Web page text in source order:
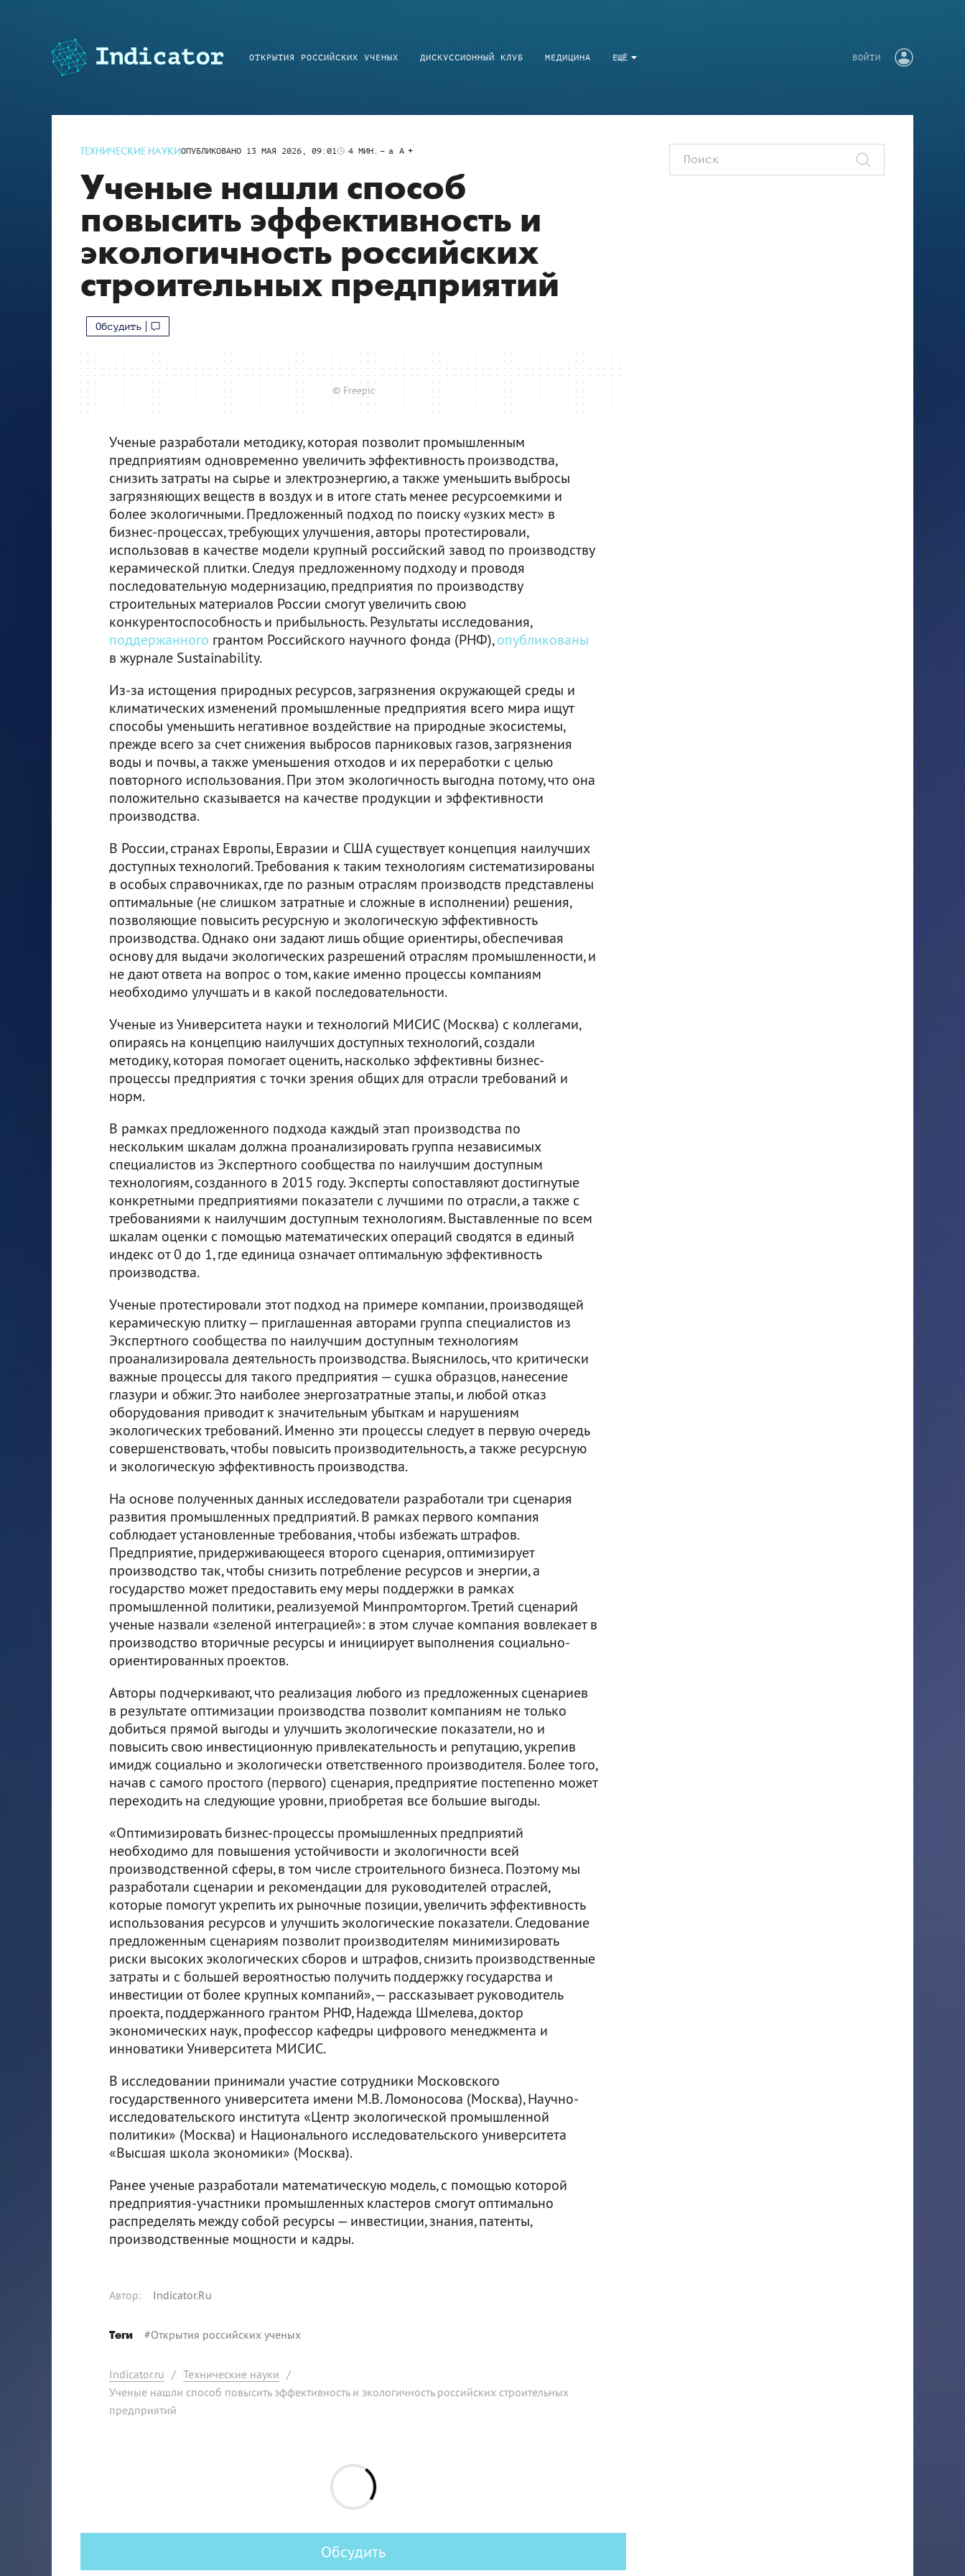
ЕЩЁ
ОТКРЫТИЯ РОССИЙСКИХ УЧЕНЫХ ДИСКУССИОННЫЙ КЛУБ МЕДИЦИНА ВОЙТИ
ТЕХНИЧЕСКИЕ НАУКИОПУБЛИКОВАНО 13 МАЯ 2026, 09:01 4 МИН. a A
Ученые нашли способ
повысить эффективность и
экологичность российских
строительных предприятий
Обсудить
© Freepic
Ученые разработали методику, которая позволит промышленным
предприятиям одновременно увеличить эффективность производства,
снизить затраты на сырье и электроэнергию, а также уменьшить выбросы
загрязняющих веществ в воздух и в итоге стать менее ресурсоемкими и
более экологичными. Предложенный подход по поиску «узких мест» в
бизнес-процессах, требующих улучшения, авторы протестировали,
использовав в качестве модели крупный российский завод по производству
керамической плитки. Следуя предложенному подходу и проводя
последовательную модернизацию, предприятия по производству
строительных материалов России смогут увеличить свою
конкурентоспособность и прибыльность. Результаты исследования,
поддержанного грантом Российского научного фонда (РНФ),опубликованы
в журнале Sustainability.
Из-за истощения природных ресурсов, загрязнения окружающей среды и
климатических изменений промышленные предприятия всего мира ищут
способы уменьшить негативное воздействие на природные экосистемы,
прежде всего за счет снижения выбросов парниковых газов, загрязнения
воды и почвы, а также уменьшения отходов и их переработки с целью
повторного использования. При этом экологичность выгодна потому, что она
положительно сказывается на качестве продукции и эффективности
производства.
В России, странах Европы, Евразии и США существует концепция наилучших
доступных технологий. Требования к таким технологиям систематизированы
в особых справочниках, где по разным отраслям производств представлены
оптимальные (не слишком затратные и сложные в исполнении) решения,
позволяющие повысить ресурсную и экологическую эффективность
производства. Однако они задают лишь общие ориентиры, обеспечивая
основу для выдачи экологических разрешений отраслям промышленности, и
не дают ответа на вопрос о том, какие именно процессы компаниям
необходимо улучшать и в какой последовательности.
Ученые из Университета науки и технологий МИСИС (Москва) с коллегами,
опираясь на концепцию наилучших доступных технологий, создали
методику, которая помогает оценить, насколько эффективны бизнес-
процессы предприятия с точки зрения общих для отрасли требований и
норм.
В рамках предложенного подхода каждый этап производства по
нескольким шкалам должна проанализировать группа независимых
специалистов из Экспертного сообщества по наилучшим доступным
технологиям, созданного в 2015 году. Эксперты сопоставляют достигнутые
конкретными предприятиями показатели с лучшими по отрасли, а также с
требованиями к наилучшим доступным технологиям. Выставленные по всем
шкалам оценки с помощью математических операций сводятся в единый
индекс от 0 до 1, где единица означает оптимальную эффективность
производства.
Ученые протестировали этот подход на примере компании, производящей
керамическую плитку — приглашенная авторами группа специалистов из
Экспертного сообщества по наилучшим доступным технологиям
проанализировала деятельность производства. Выяснилось, что критически
важные процессы для такого предприятия — сушка образцов, нанесение
глазури и обжиг. Это наиболее энергозатратные этапы, и любой отказ
оборудования приводит к значительным убыткам и нарушениям
экологических требований. Именно эти процессы следует в первую очередь
совершенствовать, чтобы повысить производительность, а также ресурсную
и экологическую эффективность производства.
На основе полученных данных исследователи разработали три сценария
развития промышленных предприятий. В рамках первого компания
соблюдает установленные требования, чтобы избежать штрафов.
Предприятие, придерживающееся второго сценария, оптимизирует
производство так, чтобы снизить потребление ресурсов и энергии, а
государство может предоставить ему меры поддержки в рамках
промышленной политики, реализуемой Минпромторгом. Третий сценарий
ученые назвали «зеленой интеграцией»: в этом случае компания вовлекает в
производство вторичные ресурсы и инициирует выполнения социально-
ориентированных проектов.
Авторы подчеркивают, что реализация любого из предложенных сценариев
в результате оптимизации производства позволит компаниям не только
добиться прямой выгоды и улучшить экологические показатели, но и
повысить свою инвестиционную привлекательность и репутацию, укрепив
имидж социально и экологически ответственного производителя. Более того,
начав с самого простого (первого) сценария, предприятие постепенно может
переходить на следующие уровни, приобретая все большие выгоды.
«Оптимизировать бизнес-процессы промышленных предприятий
необходимо для повышения устойчивости и экологичности всей
производственной сферы, в том числе строительного бизнеса. Поэтому мы
разработали сценарии и рекомендации для руководителей отраслей,
которые помогут укрепить их рыночные позиции, увеличить эффективность
использования ресурсов и улучшить экологические показатели. Следование
предложенным сценариям позволит производителям минимизировать
риски высоких экологических сборов и штрафов, снизить производственные
затраты и с большей вероятностью получить поддержку государства и
инвестиции от более крупных компаний», — рассказывает руководитель
проекта, поддержанного грантом РНФ, Надежда Шмелева, доктор
экономических наук, профессор кафедры цифрового менеджмента и
инноватики Университета МИСИС.
В исследовании принимали участие сотрудники Московского
государственного университета имени М.В. Ломоносова (Москва), Научно-
исследовательского института «Центр экологической промышленной
политики» (Москва) и Национального исследовательского университета
«Высшая школа экономики» (Москва).
Ранее ученые разработали математическую модель, с помощью которой
предприятия-участники промышленных кластеров смогут оптимально
распределять между собой ресурсы — инвестиции, знания, патенты,
производственные мощности и кадры.
Автор: Indicator.Ru
Теги #Открытия российских ученых
Indicator.ru / Технические науки /
Ученые нашли способ повысить эффективность и экологичность российских строительных
предприятий
Обсудить